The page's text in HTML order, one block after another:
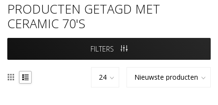
PRODUCTEN GETAGD MET
CERAMIC 70'S
FILTERS